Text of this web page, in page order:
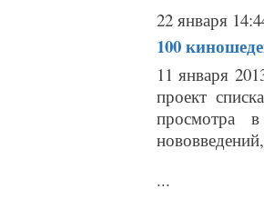
22 января
100
11 января
проект
просмотра
...